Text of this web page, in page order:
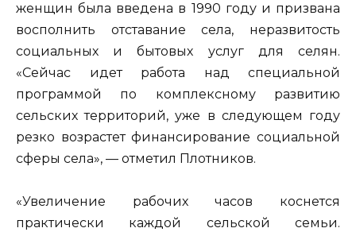
женщин была введена в 1990 году и призвана
восполнить отставание села, неразвитость
социальных и бытовых услуг для селян.
«Сейчас идет работа над специальной
программой по комплексному развитию
сельских территорий, уже в следующем году
резко возрастет финансирование социальной
сферы села», — отметил Плотников.
«Увеличение рабочих часов коснется
практически каждой сельской семьи.